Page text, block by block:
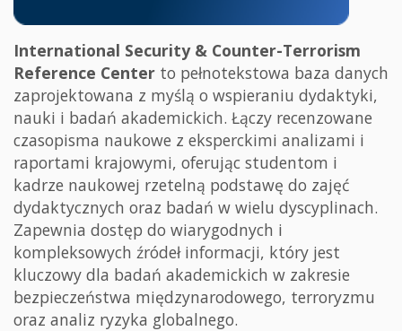
International Security & Counter-Terrorism
Reference Center to pełnotekstowa baza danych
zaprojektowana z myślą o wspieraniu dydaktyki,
nauki i badań akademickich. Łączy recenzowane
czasopisma naukowe z eksperckimi analizami i
raportami krajowymi, oferując studentom i
kadrze naukowej rzetelną podstawę do zajęć
dydaktycznych oraz badań w wielu dyscyplinach.
Zapewnia dostęp do wiarygodnych i
kompleksowych źródeł informacji, który jest
kluczowy dla badań akademickich w zakresie
bezpieczeństwa międzynarodowego, terroryzmu
oraz analiz ryzyka globalnego.